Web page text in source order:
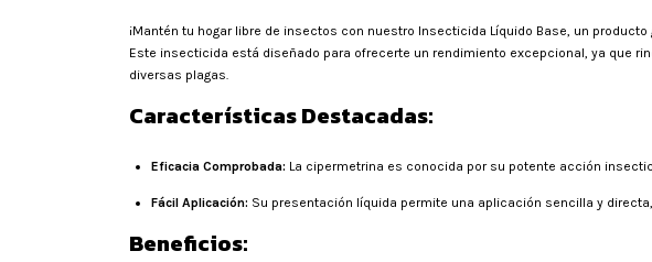
¡Mantén tu hogar libre de insectos con nuestro Insecticida Líquido Base, un
Este insecticida está diseñado para ofrecerte un rendimiento excepcional, ya que
diversas plagas.
Características Destacadas:
Eficacia Comprobada: La cipermetrina es conocida por su potente acción
Fácil Aplicación: Su presentación líquida permite una aplicación sencilla y
Beneficios: